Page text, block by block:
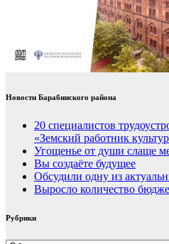
Новости Барабинского района
20 специалистов
«Земский работник
Угощенье от души слаще
Вы создаёте будущее
Обсудили одну из
Выросло количество
Рубрики